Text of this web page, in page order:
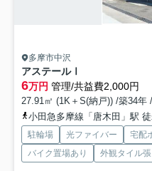
多摩市中沢
アステールⅠ
6万円 管理/共益費2,000円
27.91㎡ (1K＋S(納戸)) /築34年
小田急多摩線「唐木田」駅
駐輪場 光ファイバー 宅配
バイク置場あり
外観タイル張